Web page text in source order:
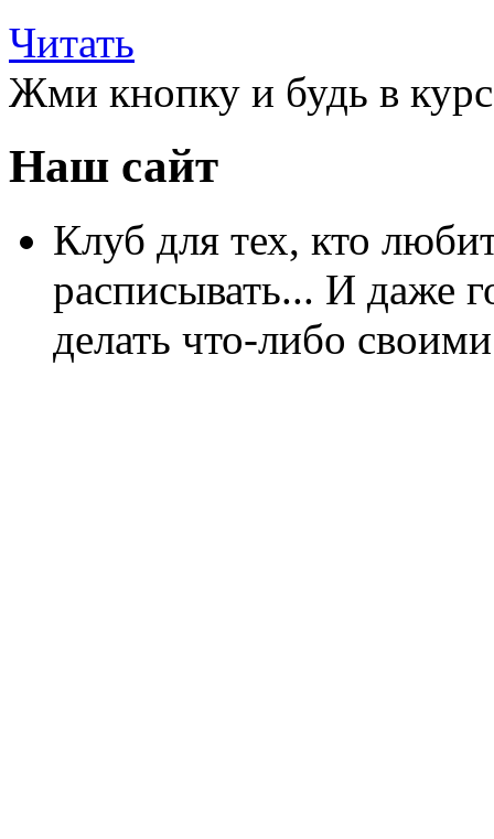
Читать
Жми кнопку и будь в
Наш сайт
Клуб для тех, кто
расписывать... И даже
делать что-либо